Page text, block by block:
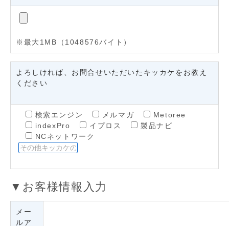
※最大1MB（1048576バイト）
よろしければ、お問合せいただいたキッカケをお教え
ください
検索エンジン メルマガ
Metoree
indexPro
イプロス
製品ナビ
NCネットワーク
▼お客様情報入力
メー
ルア